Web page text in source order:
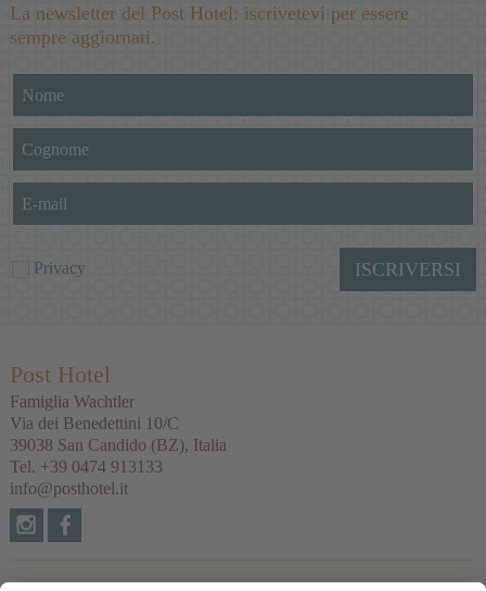
La newsletter del Post Hotel: iscrivetevi per essere
sempre aggiornati.
Privacy ISCRIVERSI
Post Hotel
Famiglia Wachtler
Via dei Benedettini 10/C
39038 San Candido (BZ), Italia
Tel. +39 0474 913133
info@posthotel.it